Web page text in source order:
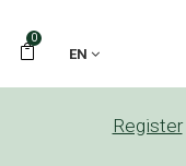
0
EN
Register